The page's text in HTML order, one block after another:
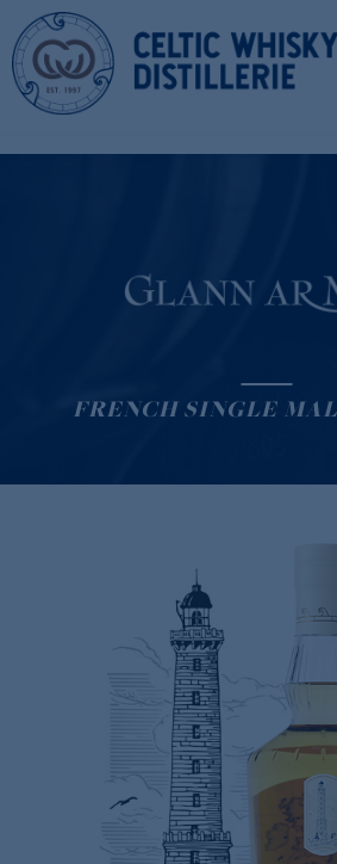
FRENCH SINGLE